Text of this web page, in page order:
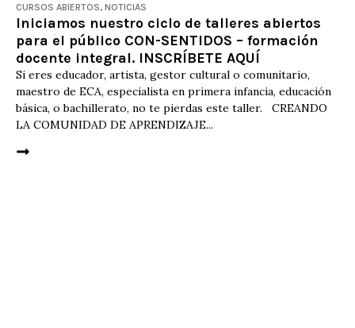
CURSOS ABIERTOS, NOTICIAS
Iniciamos nuestro ciclo de talleres abiertos
para el público CON-SENTIDOS – formación
docente integral. INSCRÍBETE AQUÍ
Si eres educador, artista, gestor cultural o comunitario,
maestro de ECA, especialista en primera infancia, educación
básica, o bachillerato, no te pierdas este taller. CREANDO
LA COMUNIDAD DE APRENDIZAJE...